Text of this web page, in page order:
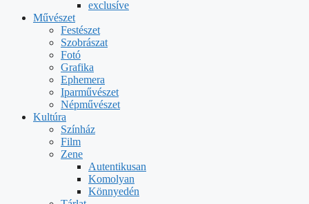
exclusíve
Művészet
Festészet
Szobrászat
Fotó
Grafika
Ephemera
Iparművészet
Népművészet
Kultúra
Színház
Film
Zene
Autentikusan
Komolyan
Könnyedén